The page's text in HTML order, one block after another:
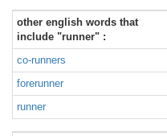
other english words that
include "runner" :
co-runners
forerunner
runner